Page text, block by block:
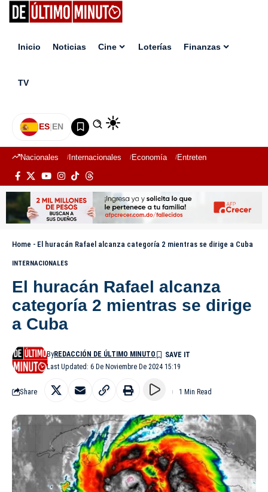
Inicio Noticias Cine Loterías Finanzas
TV
ES|EN
Nacionales Internacionales Economía Entretenimiento
Home - El huracán Rafael alcanza categoría 2 mientras se dirige a Cuba
INTERNACIONALES
El huracán Rafael alcanza
categoría 2 mientras se dirige
a Cuba
Last Updated: 6 De Noviembre De 2024 15:19
ByREDACCIÓN DE ÚLTIMO MINUTO
Share 1 Min Read